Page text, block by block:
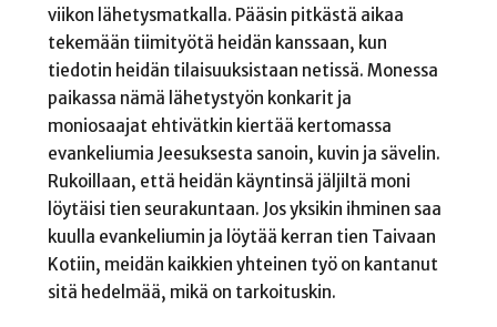
viikon lähetysmatkalla. Pääsin pitkästä aikaa
tekemään tiimityötä heidän kanssaan, kun
tiedotin heidän tilaisuuksistaan netissä. Monessa
paikassa nämä lähetystyön konkarit ja
moniosaajat ehtivätkin kiertää kertomassa
evankeliumia Jeesuksesta sanoin, kuvin ja sävelin.
Rukoillaan, että heidän käyntinsä jäljiltä moni
löytäisi tien seurakuntaan. Jos yksikin ihminen saa
kuulla evankeliumin ja löytää kerran tien Taivaan
Kotiin, meidän kaikkien yhteinen työ on kantanut
sitä hedelmää, mikä on tarkoituskin.